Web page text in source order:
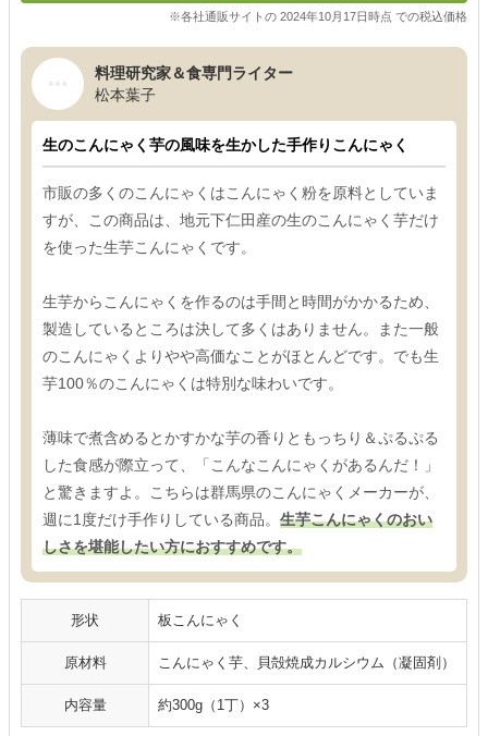
※各社通販サイトの 2024年10月17日時点 での税込価格
料理研究家＆食専門ライター
松本葉子
生のこんにゃく芋の風味を生かした手作りこんにゃく
市販の多くのこんにゃくはこんにゃく粉を原料としていま
すが、この商品は、地元下仁田産の生のこんにゃく芋だけ
を使った生芋こんにゃくです。
生芋からこんにゃくを作るのは手間と時間がかかるため、
製造しているところは決して多くはありません。また一般
のこんにゃくよりやや高価なことがほとんどです。でも生
芋100％のこんにゃくは特別な味わいです。
薄味で煮含めるとかすかな芋の香りともっちり＆ぷるぷる
した食感が際立って、「こんなこんにゃくがあるんだ！」
と驚きますよ。こちらは群馬県のこんにゃくメーカーが、
週に1度だけ手作りしている商品。 生芋こんにゃくのおい
しさを堪能したい方におすすめです。
形状 板こんにゃく
原材料 こんにゃく芋、貝殻焼成カルシウム（凝固剤）
内容量 約300g（1丁）×3